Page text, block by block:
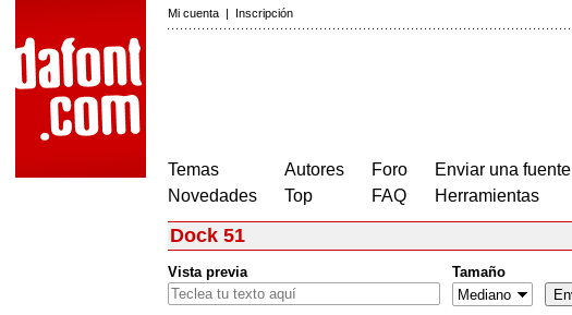
Mi cuenta | Inscripción
Temas
Novedades
Autores
Top
Foro
FAQ
Enviar una fuente
Herramientas
Dock 51
Vista previa Tamaño